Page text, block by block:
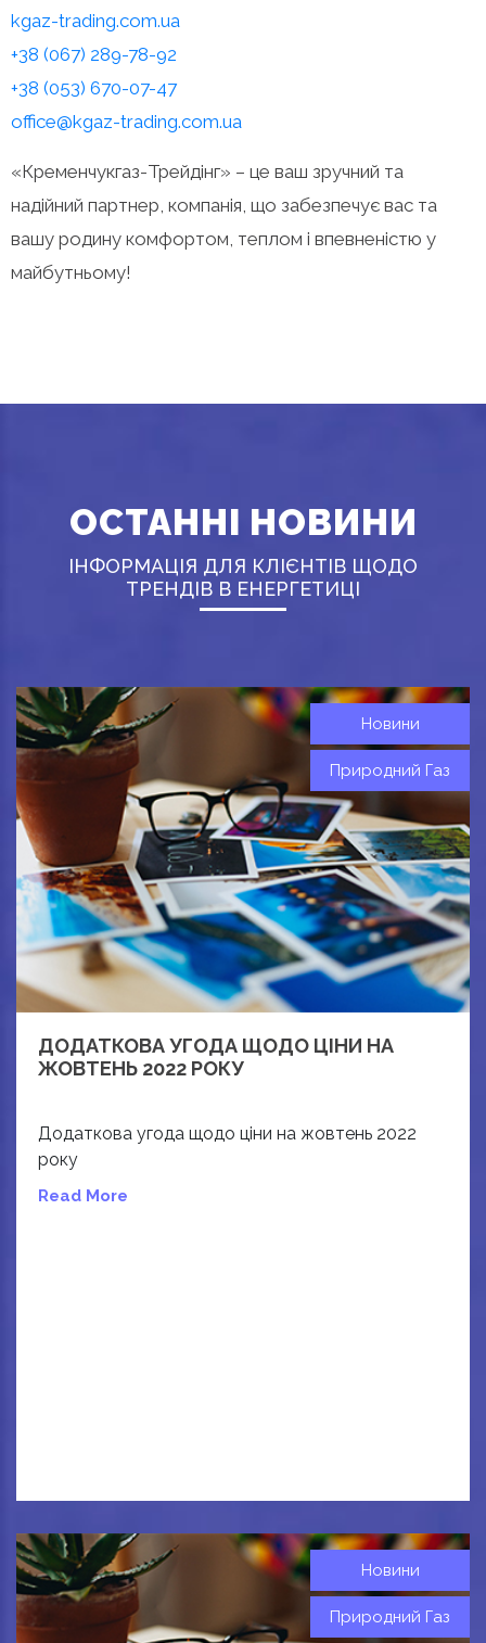
kgaz-trading.com.ua
+38 (067) 289-78-92
+38 (053) 670-07-47
office@kgaz-trading.com.ua
«Кременчукгаз-Трейдінг» – це ваш зручний та
надійний партнер, компанія, що забезпечує вас та
вашу родину комфортом, теплом і впевненістю у
майбутньому!
ОСТАННІ НОВИНИ
ІНФОРМАЦІЯ ДЛЯ КЛІЄНТІВ ЩОДО
ТРЕНДІВ В ЕНЕРГЕТИЦІ
Новини
Природний Газ
ДОДАТКОВА УГОДА ЩОДО ЦІНИ НА
ЖОВТЕНЬ 2022 РОКУ
Додаткова угода щодо ціни на жовтень 2022
року
Read More
Новини
Природний Газ